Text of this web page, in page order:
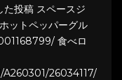
投稿 スペースジ
ットペッパーグル
食べロ
26034117/